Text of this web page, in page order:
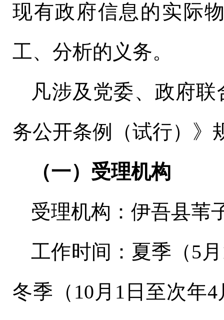
现有政府信息的实际
工、分析的义务。
凡涉及党委、政府
务公开条例（试行）》
（一）受理机构
受理机构：伊吾县苇
工作时间：夏季（5月
冬季（ 10月 1 日至次年4